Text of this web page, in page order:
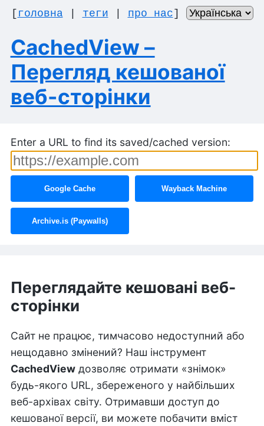
[ головна| теги про нас]
CachedView –
Перегляд кешованої
веб-сторінки
Enter a URL to find its saved/cached version:
Google Cache Wayback Machine
Archive.is (Paywalls)
Переглядайте кешовані веб-
сторінки
Сайт не працює, тимчасово недоступний або
нещодавно змінений? Наш інструмент
CachedViewдозволяє отримати «знімок»
будь-якого URL, збереженого у найбільших
веб-архівах світу. Отримавши доступ до
кешованої версії, ви можете побачити вміст